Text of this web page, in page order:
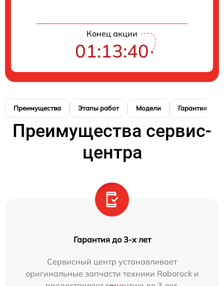
Конец акции
01:13:39
Преимущества Этапы работ Модели Гарантия
Преимущества сервис-
центра
Гарантия до 3-х лет
Сервисный центр устанавливает
оригинальные запчасти техники Roborock и